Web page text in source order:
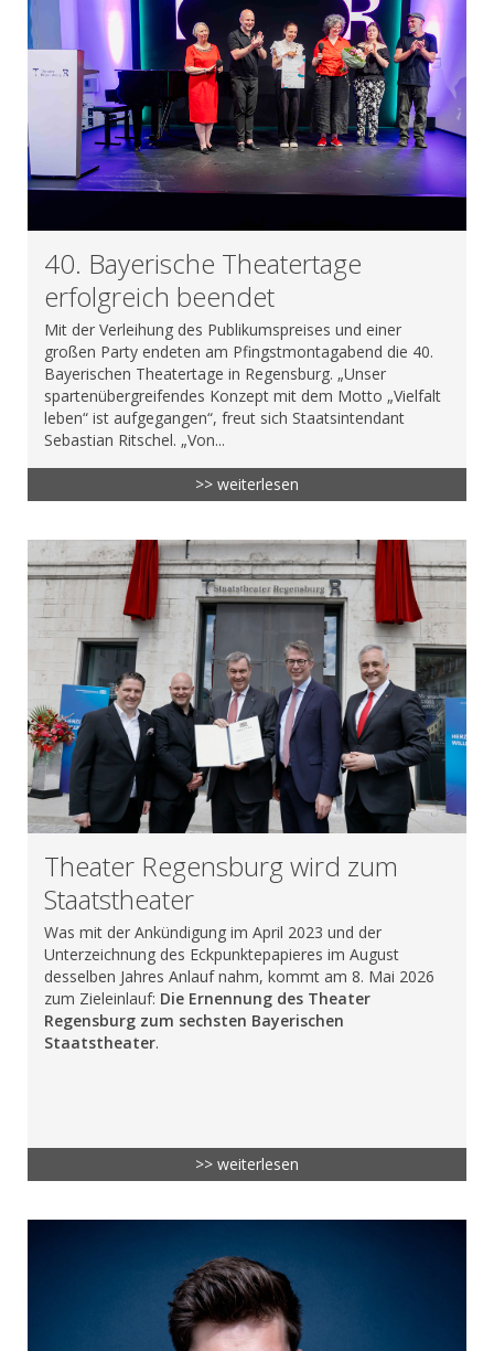
40. Bayerische Theatertage
erfolgreich beendet
Mit der Verleihung des Publikumspreises und einer
großen Party endeten am Pfingstmontagabend die 40.
Bayerischen Theatertage in Regensburg. „Unser
spartenübergreifendes Konzept mit dem Motto „Vielfalt
leben“ ist aufgegangen“, freut sich Staatsintendant
Sebastian Ritschel. „Von...
>> weiterlesen
Theater Regensburg wird zum
Staatstheater
Was mit der Ankündigung im April 2023 und der
Unterzeichnung des Eckpunktepapieres im August
desselben Jahres Anlauf nahm, kommt am 8. Mai 2026
zum Zieleinlauf: Die Ernennung des Theater
Regensburg zum sechsten Bayerischen
Staatstheater.
>> weiterlesen